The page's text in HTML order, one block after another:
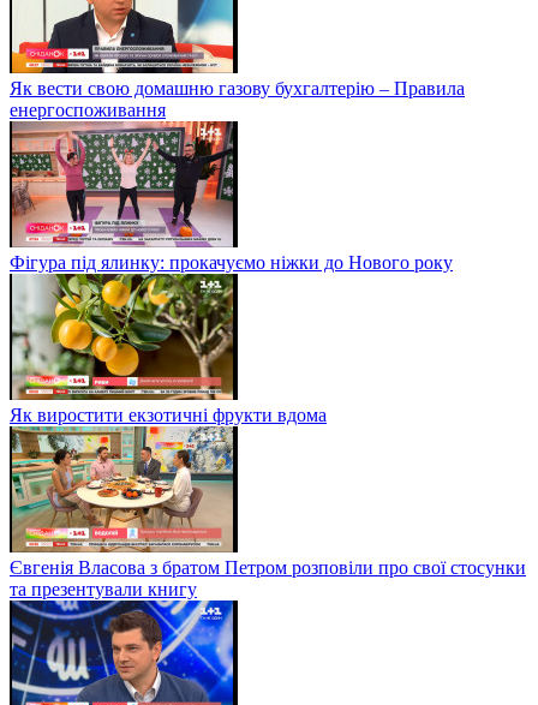
Як вести свою домашню газову бухгалтерію – Правила
енергоспоживання
Фігура під ялинку: прокачуємо ніжки до Нового року
Як виростити екзотичні фрукти вдома
Євгенія Власова з братом Петром розповіли про свої стосунки
та презентували книгу